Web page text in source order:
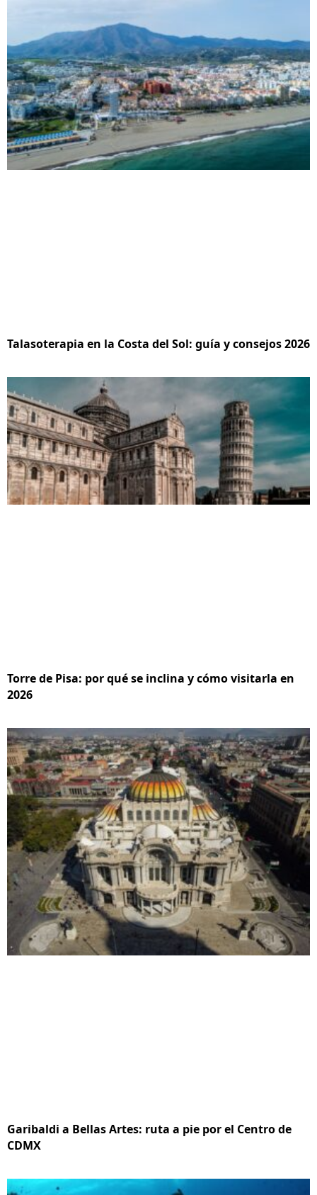
Talasoterapia en la Costa del Sol: guía y consejos 2026
Torre de Pisa: por qué se inclina y cómo visitarla en
2026
Garibaldi a Bellas Artes: ruta a pie por el Centro de
CDMX